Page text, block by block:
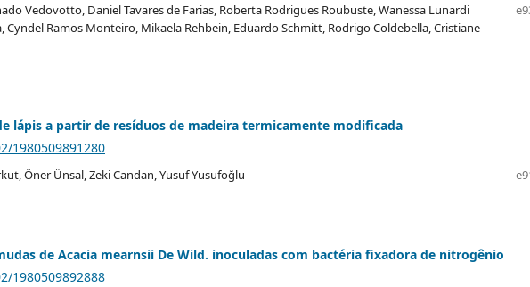
Vedovotto, Daniel Tavares de Farias, Roberta Rodrigues Roubuste, Wanessa Lunardi
Cyndel Ramos Monteiro, Mikaela Rehbein, Eduardo Schmitt, Rodrigo Coldebella, Cristiane
lápis a partir de resíduos de madeira termicamente modificada
1980509891280
Öner Ünsal, Zeki Candan, Yusuf Yusufoğlu
de Acacia mearnsii De Wild. inoculadas com bactéria fixadora de nitrogênio
1980509892888